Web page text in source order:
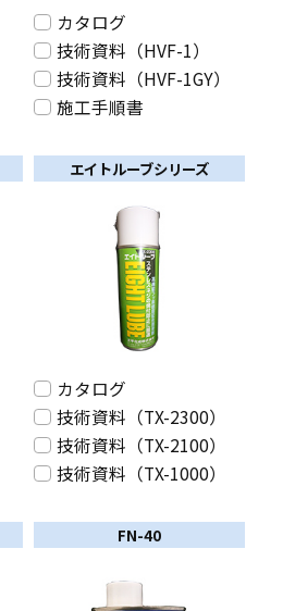
カタログ
技術資料（HVF-1）
技術資料（HVF-1GY）
施工手順書
エイトルーブシリーズ
カタログ
技術資料（TX-2300）
技術資料（TX-2100）
技術資料（TX-1000）
FN-40